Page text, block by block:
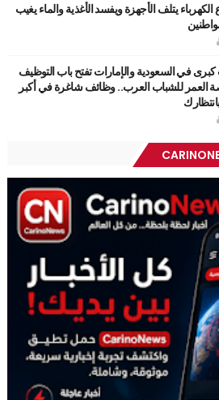
يتلف الأجهزة ويفسد الأغذية والماء يغيب
2026.. شركات كبرى في السعودية والإمارات تفتح باب التوظيف
العمر للشباب العرب.. وظائف شاغرة في أكبر